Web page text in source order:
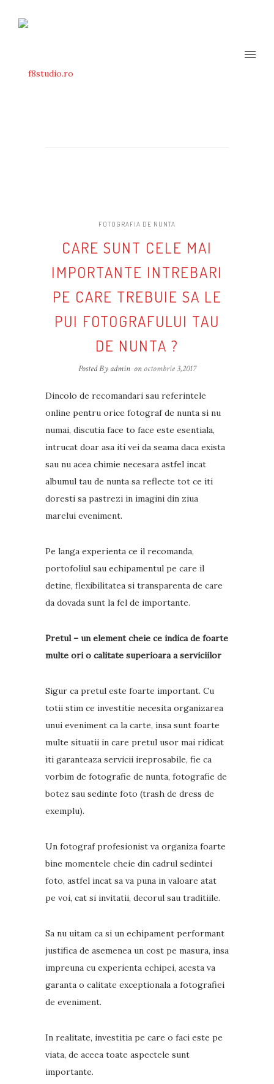
FOTOGRAFIA DE NUNTA
CARE SUNT CELE MAI
IMPORTANTE INTREBARI
PE CARE TREBUIE SA LE
PUI FOTOGRAFULUI TAU
DE NUNTA ?
Posted By admin on octombrie 3,2017
Dincolo de recomandari sau referintele
online pentru orice fotograf de nunta si nu
numai, discutia face to face este esentiala,
intrucat doar asa iti vei da seama daca exista
sau nu acea chimie necesara astfel incat
albumul tau de nunta sa reflecte tot ce iti
doresti sa pastrezi in imagini din ziua
marelui eveniment.
Pe langa experienta ce il recomanda,
portofoliul sau echipamentul pe care il
detine, flexibilitatea si transparenta de care
da dovada sunt la fel de importante.
Pretul – un element cheie ce indica de foarte
multe ori o calitate superioara a serviciilor
Sigur ca pretul este foarte important. Cu
totii stim ce investitie necesita organizarea
unui eveniment ca la carte, insa sunt foarte
multe situatii in care pretul usor mai ridicat
iti garanteaza servicii ireprosabile, fie ca
vorbim de fotografie de nunta, fotografie de
botez sau sedinte foto (trash de dress de
exemplu).
Un fotograf profesionist va organiza foarte
bine momentele cheie din cadrul sedintei
foto, astfel incat sa va puna in valoare atat
pe voi, cat si invitatii, decorul sau traditiile.
Sa nu uitam ca si un echipament performant
justifica de asemenea un cost pe masura, insa
impreuna cu experienta echipei, acesta va
garanta o calitate exceptionala a fotografiei
de eveniment.
In realitate, investitia pe care o faci este pe
viata, de aceea toate aspectele sunt
importante.